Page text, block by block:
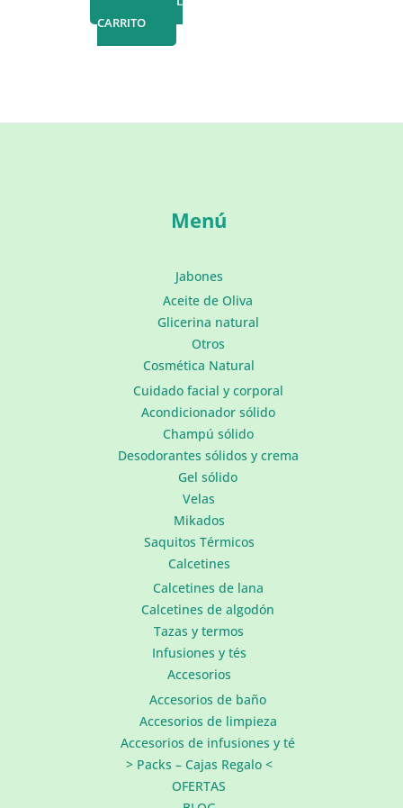
era:
actual
39,00 €.
CARRITO
Menú
Jabones
Aceite de Oliva
Glicerina natural
Otros
Cosmética Natural
Cuidado facial y corporal
Acondicionador sólido
Champú sólido
Desodorantes sólidos y crema
Gel sólido
Velas
Mikados
Saquitos Térmicos
Calcetines
Calcetines de lana
Calcetines de algodón
Tazas y termos
Infusiones y tés
Accesorios
Accesorios de baño
Accesorios de limpieza
Accesorios de infusiones y té
> Packs – Cajas Regalo <
OFERTAS